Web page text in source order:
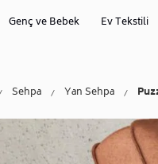
Genç ve Bebek Ev Tekstili
Sehpa Yan Sehpa